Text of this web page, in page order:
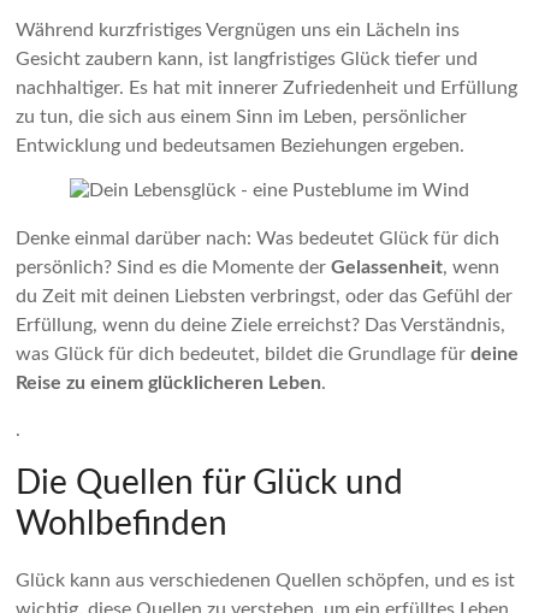
Während kurzfristiges Vergnügen uns ein Lächeln ins
Gesicht zaubern kann, ist langfristiges Glück tiefer und
nachhaltiger. Es hat mit innerer Zufriedenheit und Erfüllung
zu tun, die sich aus einem Sinn im Leben, persönlicher
Entwicklung und bedeutsamen Beziehungen ergeben.
Denke einmal darüber nach: Was bedeutet Glück für dich
persönlich? Sind es die Momente derGelassenheit, wenn
du Zeit mit deinen Liebsten verbringst, oder das Gefühl der
Erfüllung, wenn du deine Ziele erreichst? Das Verständnis,
was Glück für dich bedeutet, bildet die Grundlage fürdeine
Reise zu einem glücklicheren Leben.
.
Die Quellen für Glück und
Wohlbefinden
Glück kann aus verschiedenen Quellen schöpfen, und es ist